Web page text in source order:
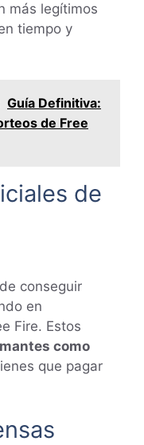
más legítimos
tiempo y
Guía Definitiva:
de Free
de
conseguir
en
Fire. Estos
como
que pagar